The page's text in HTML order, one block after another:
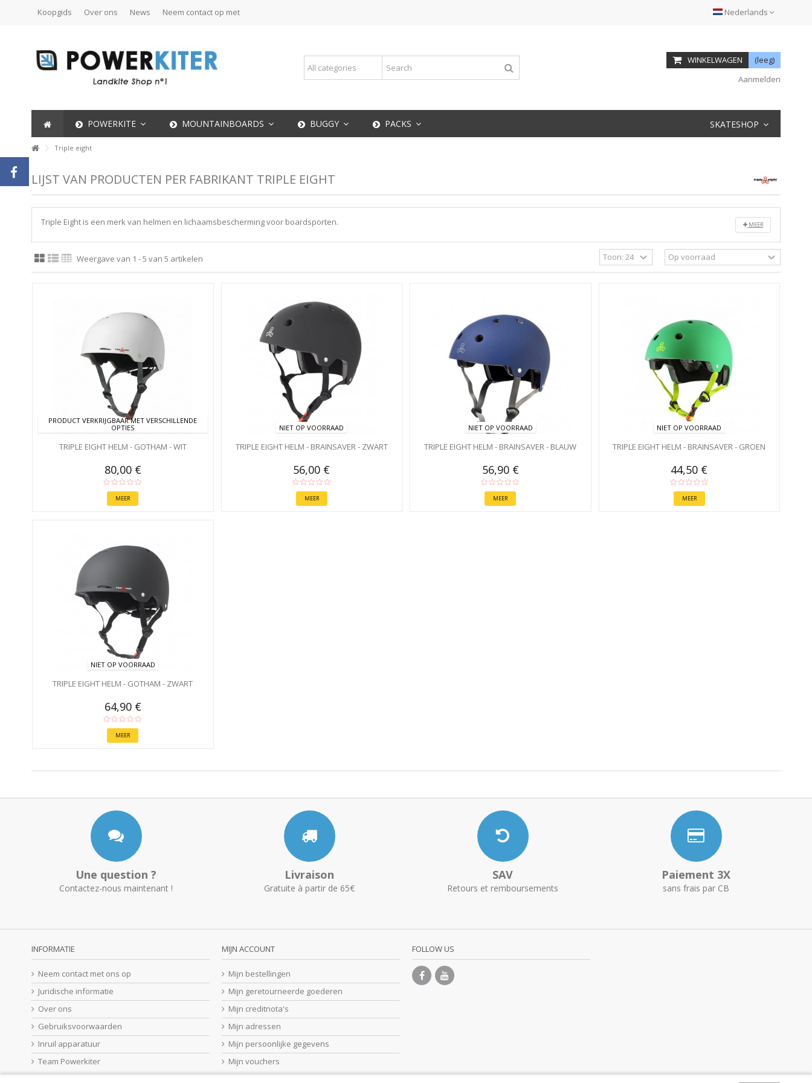
Nederlands
Koopgids Over ons News Neem contact op met
WINKELWAGEN
(leeg)
Aanmelden
POWERKITE MOUNTAINBOARDS BUGGY PACKS SKATESHOP
Triple eight
LIJST VAN PRODUCTEN PER FABRIKANT TRIPLE EIGHT
Triple Eight is een merk van helmen en lichaamsbescherming voor boardsporten. MEER
Weergave van 1 - 5 van 5 artikelen
PRODUCT VERKRIJGBAAR MET VERSCHILLENDE
OPTIES
TRIPLE EIGHT HELM - GOTHAM - WIT
80,00 €
MEER
NIET OP VOORRAAD
TRIPLE EIGHT HELM - BRAINSAVER - ZWART
56,00 €
MEER
NIET OP VOORRAAD
TRIPLE EIGHT HELM - BRAINSAVER - BLAUW
56,90 €
MEER
NIET OP VOORRAAD
TRIPLE EIGHT HELM - BRAINSAVER - GROEN
44,50 €
MEER
NIET OP VOORRAAD
TRIPLE EIGHT HELM - GOTHAM - ZWART
64,90 €
MEER
Une question ?
Contactez-nous maintenant !
Livraison
Gratuite à partir de 65€
SAV
Retours et remboursements
Paiement 3X
sans frais par CB
INFORMATIE
Neem contact met ons op
Juridische informatie
Over ons
Gebruiksvoorwaarden
Inruil apparatuur
Team Powerkiter
MIJN ACCOUNT
Mijn bestellingen
Mijn geretourneerde goederen
Mijn creditnota's
Mijn adressen
Mijn persoonlijke gegevens
Mijn vouchers
FOLLOW US